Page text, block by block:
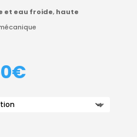
et eau froide, haute
€PLAGE